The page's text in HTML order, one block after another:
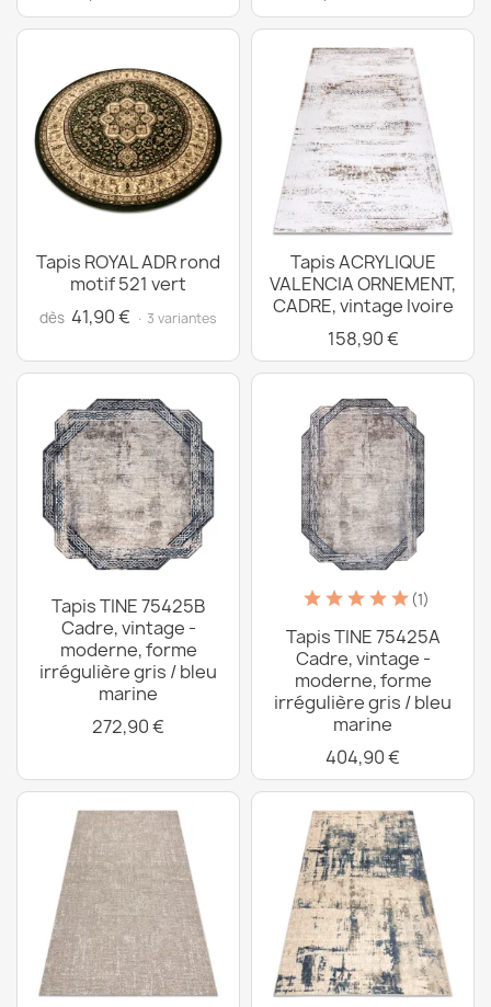
Tapis ROYAL ADR rond
motif 521 vert
dès 41,90 € · 3 variantes
Tapis ACRYLIQUE
VALENCIA ORNEMENT,
CADRE, vintage Ivoire
158,90 €
Tapis TINE 75425B
Cadre, vintage -
moderne, forme
irrégulière gris / bleu
marine
272,90 €
(1)
Tapis TINE 75425A
Cadre, vintage -
moderne, forme
irrégulière gris / bleu
marine
404,90 €